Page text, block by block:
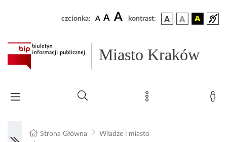
czcionka: A A A kontrast:
Miasto Kraków
Strona Główna
Władze i miasto